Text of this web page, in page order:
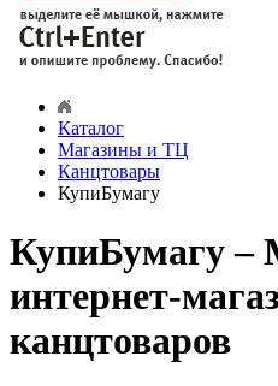
Каталог
Магазины и ТЦ
Канцтовары
КупиБумагу
КупиБумагу –
интернет-
канцтоваров